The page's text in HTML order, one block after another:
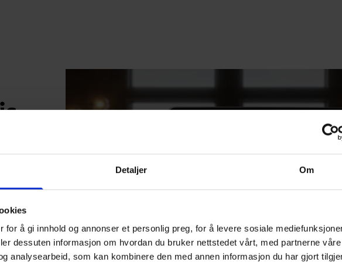
Detaljer Om
for å gi innhold og annonser et personlig preg, for å levere sosiale
dessuten informasjon om hvordan du bruker nettstedet vårt, med partnerne
analysearbeid, som kan kombinere den med annen informasjon du har gjort
Her
og
den på